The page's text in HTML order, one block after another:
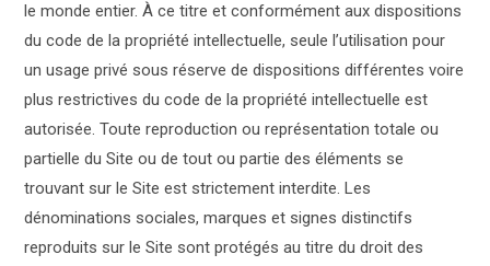
le monde entier. À ce titre et conformément aux dispositions
du code de la propriété intellectuelle, seule l’utilisation pour
un usage privé sous réserve de dispositions différentes voire
plus restrictives du code de la propriété intellectuelle est
autorisée. Toute reproduction ou représentation totale ou
partielle du Site ou de tout ou partie des éléments se
trouvant sur le Site est strictement interdite. Les
dénominations sociales, marques et signes distinctifs
reproduits sur le Site sont protégés au titre du droit des